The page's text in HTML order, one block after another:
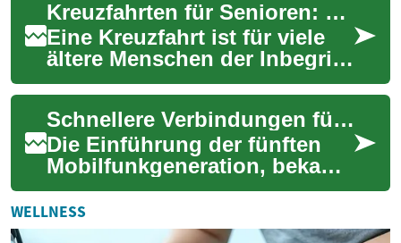
Kreuzfahrten für Senioren: Entspannter Luxus auf hoher See
Eine Kreuzfahrt ist für viele
ältere Menschen der Inbegriff
des perfekten Urlaubs. Die
Kombination aus Komfort,
Abent...
Schnellere Verbindungen für Ihr Mobilgerät erleben
Die Einführung der fünften
Mobilfunkgeneration, bekannt
als 5G, hat die Art und Weise,
wie wir unsere Mobilgeräte
nut...
WELLNESS